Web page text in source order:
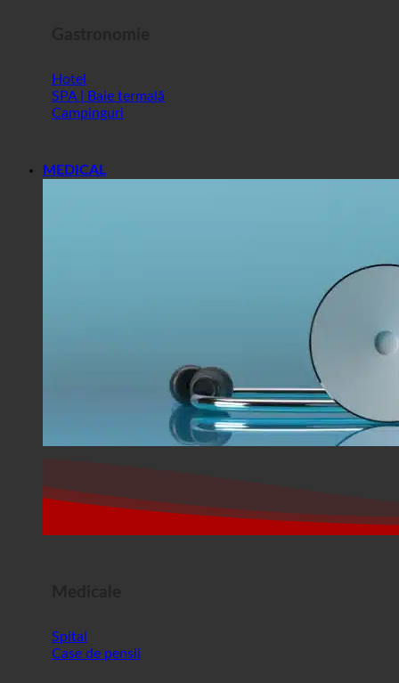
Hotel
SPA | Baie termală
Campinguri
MEDICAL
Spital
Case de pensii